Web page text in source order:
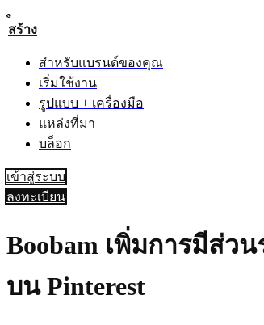
สร้าง
สำหรับแบรนด์ของคุณ
เริ่มใช้งาน
รูปแบบ + เครื่องมือ
แหล่งที่มา
บล็อก
เข้าสู่ระบบ
ลงทะเบียน
Boobam เพิ่มการมีส่ว
บน Pinterest